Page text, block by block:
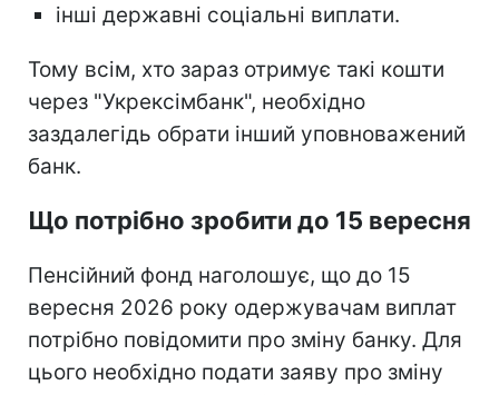
інші державні соціальні виплати.
Тому всім, хто зараз отримує такі кошти
через "Укрексімбанк", необхідно
заздалегідь обрати інший уповноважений
банк.
Що потрібно зробити до 15 вересня
Пенсійний фонд наголошує, що до 15
вересня 2026 року одержувачам виплат
потрібно повідомити про зміну банку. Для
цього необхідно подати заяву про зміну